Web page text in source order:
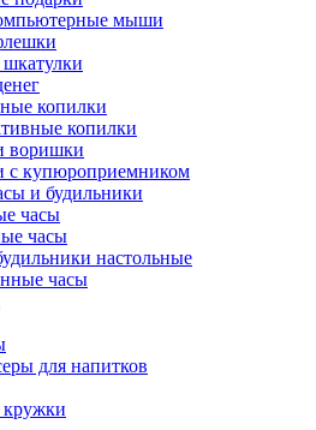
мыши
копилки
копилки
воришки
с купюроприемником
и будильники
часы
часы
настольные
часы
для напитков